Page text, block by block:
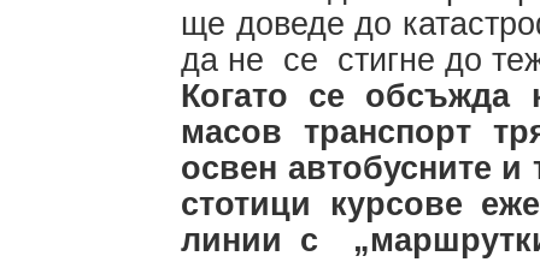
ще доведе до
да не се стигне до
Когато се обсъжда
масов транспорт
освен автобусните
стотици курсове
линии с